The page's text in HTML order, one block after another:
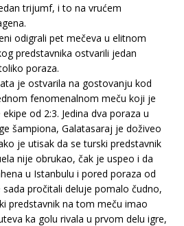
trijumf, i to na vrućem
odigrali pet mečeva u elitnom
predstavnika ostvarili jedan
poraza.
je ostvarila na gostovanju kod
fenomenalnom meču koji je
od 2:3. Jedina dva poraza u
šampiona, Galatasaraj je doživeo
je utisak da se turski predstavnik
nije obrukao, čak je uspeo i da
u Istanbulu i pored poraza od
pročitali deluje pomalo čudno,
predstavnik na tom meču imao
ka golu rivala u prvom delu igre,